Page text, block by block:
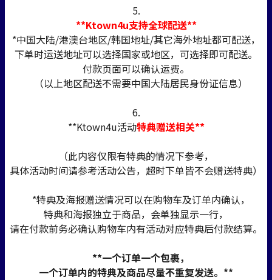
5.
**Ktown4u支持全球配送**
*中国大陆/港澳台地区/韩国地址/其它海外地址都可配送，
下单时运送地址可以选择国家或地区，可选择即可配送。
付款页面可以确认运费。
（以上地区配送不需要中国大陆居民身份证信息）
6.
**Ktown4u活动特典赠送相关**
（此内容仅限有特典的情况下参考，
具体活动时间请参考活动公告，超时下单皆不会赠送特典）
*特典及海报赠送情况可以在购物车及订单内确认，
特典和海报独立于商品，会单独显示一行，
请在付款前务必确认购物车内有活动对应特典后付款结算。
**一个订单一个包裹，
一个订单内的特典及商品尽量不重复发送。**